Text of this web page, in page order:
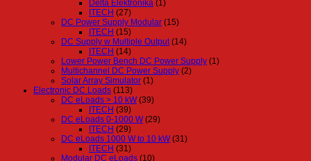
Delta Elektronika (1)
ITECH (27)
DC Power Supply Modular (15)
ITECH (15)
DC Supply w Multiple Output (14)
ITECH (14)
Lower Power Bench DC Power Supply (1)
Multichannel DC Power Supply (2)
Solar Array Simulator (1)
Electronic DC Loads (113)
DC eLoads > 10 kW (39)
ITECH (39)
DC eLoads 0-1000 W (29)
ITECH (29)
DC eLoads 1000 W to 10 kW (31)
ITECH (31)
Modular DC eLoads (10)